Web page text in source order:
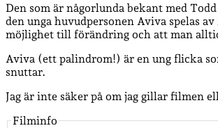
Den som är någorlunda bekant med
den unga huvudpersonen Aviva spelas
möjlighet till förändring och att man
Aviva (ett palindrom!) är en ung flicka
snuttar.
Jag är inte säker på om jag gillar filmen
Filminfo